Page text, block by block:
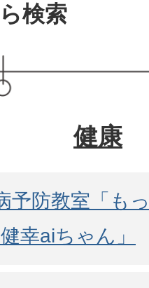
検索
健康
予防教室「も
幸aiちゃん」